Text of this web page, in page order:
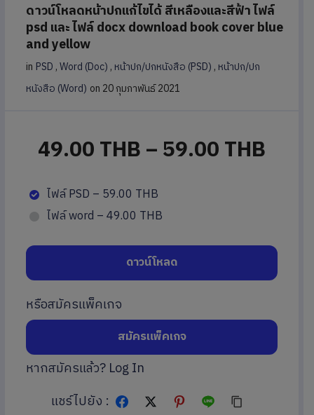
ดาวน์โหลดหน้าปกแก้ไขได้ สีเหลืองและสีฟ้า ไฟล์
psd และ ไฟล์ docx download book cover blue
and yellow
in PSD,Word (Doc), หน้าปก/ปกหนังสือ (PSD), หน้าปก/ปก
หนังสือ (Word) on 20 กุมภาพันธ์ 2021
49.00 THB–59.00 THB
ไฟล์ PSD – 59.00 THB
ไฟล์ word –49.00 THB
ดาวน์โหลด
หรือสมัครแพ็คเกจ
สมัครแพ็คเกจ
หากสมัครแล้ว? Log In
แชร์ไปยัง :